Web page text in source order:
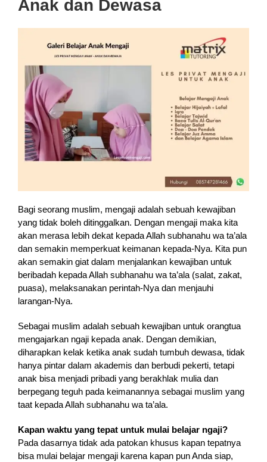
Anak dan Dewasa
Bagi seorang muslim, mengaji adalah sebuah kewajiban
yang tidak boleh ditinggalkan. Dengan mengaji maka kita
akan merasa lebih dekat kepada Allah subhanahu wa ta’ala
dan semakin memperkuat keimanan kepada-Nya. Kita pun
akan semakin giat dalam menjalankan kewajiban untuk
beribadah kepada Allah subhanahu wa ta’ala (salat, zakat,
puasa), melaksanakan perintah-Nya dan menjauhi
larangan-Nya.
Sebagai muslim adalah sebuah kewajiban untuk orangtua
mengajarkan ngaji kepada anak. Dengan demikian,
diharapkan kelak ketika anak sudah tumbuh dewasa, tidak
hanya pintar dalam akademis dan berbudi pekerti, tetapi
anak bisa menjadi pribadi yang berakhlak mulia dan
berpegang teguh pada keimanannya sebagai muslim yang
taat kepada Allah subhanahu wa ta’ala.
Kapan waktu yang tepat untuk mulai belajar ngaji?
Pada dasarnya tidak ada patokan khusus kapan tepatnya
bisa mulai belajar mengaji karena kapan pun Anda siap,